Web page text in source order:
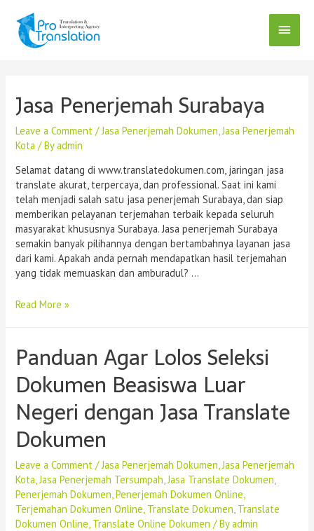
Jasa Penerjemah Surabaya
Leave a Comment /Jasa Penerjemah Dokumen,Jasa Penerjemah
Kota / Byadmin
Selamat datang di www.translatedokumen.com, jaringan jasa
translate akurat, terpercaya, dan professional. Saat ini kami
telah menjadi salah satu jasa penerjemah Surabaya, dan siap
memberikan pelayanan terjemahan terbaik kepada seluruh
masyarakat khususnya Surabaya. Jasa penerjemah Surabaya
semakin banyak pilihannya dengan bertambahnya layanan jasa
dari kami. Apakah anda pernah mendapatkan hasil terjemahan
yang tidak memuaskan dan amburadul? …
Read More »
Panduan Agar Lolos Seleksi
Dokumen Beasiswa Luar
Negeri dengan Jasa Translate
Dokumen
Leave a Comment /Jasa Penerjemah Dokumen ,Jasa Penerjemah
Kota ,Jasa Penerjemah Tersumpah ,Jasa Translate Dokumen
Penerjemah Dokumen ,Penerjemah Dokumen Online
Terjemahan Dokumen Online Translate Dokumen Translate
Dokumen Online Translate Online Dokumen / Byadmin